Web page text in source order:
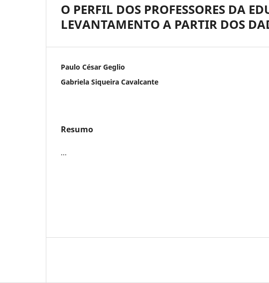
O PERFIL DOS PROFESSORES DA
LEVANTAMENTO A PARTIR DOS
Paulo César Geglio
Gabriela Siqueira Cavalcante
Resumo
...